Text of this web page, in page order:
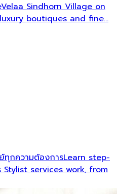
Velaa Sindhorn Village on
boutiques and fine…
ทุกความต้องการLearn step-
services work, from